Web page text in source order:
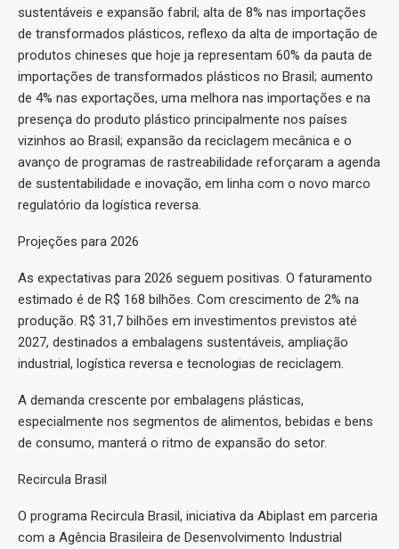
sustentáveis e expansão fabril; alta de 8% nas importações
de transformados plásticos, reflexo da alta de importação de
produtos chineses que hoje ja representam 60% da pauta de
importações de transformados plásticos no Brasil; aumento
de 4% nas exportações, uma melhora nas importações e na
presença do produto plástico principalmente nos países
vizinhos ao Brasil; expansão da reciclagem mecânica e o
avanço de programas de rastreabilidade reforçaram a agenda
de sustentabilidade e inovação, em linha com o novo marco
regulatório da logística reversa.
Projeções para 2026
As expectativas para 2026 seguem positivas. O faturamento
estimado é de R$ 168 bilhões. Com crescimento de 2% na
produção. R$ 31,7 bilhões em investimentos previstos até
2027, destinados a embalagens sustentáveis, ampliação
industrial, logística reversa e tecnologias de reciclagem.
A demanda crescente por embalagens plásticas,
especialmente nos segmentos de alimentos, bebidas e bens
de consumo, manterá o ritmo de expansão do setor.
Recircula Brasil
O programa Recircula Brasil, iniciativa da Abiplast em parceria
com a Agência Brasileira de Desenvolvimento Industrial